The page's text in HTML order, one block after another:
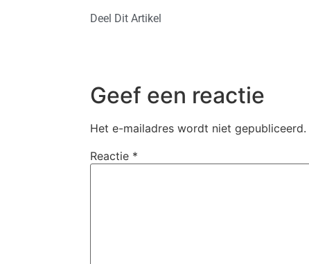
Deel Dit Artikel
Geef een reactie
Het e-mailadres wordt niet gepubliceerd.
Reactie *